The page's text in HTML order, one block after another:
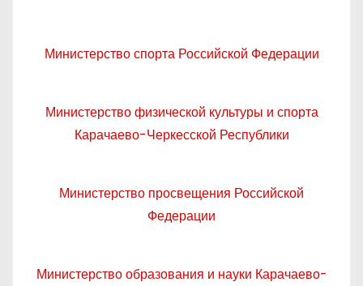
Министерство спорта Российской Федерации
Министерство физической культуры и спорта
Карачаево-Черкесской Республики
Министерство просвещения Российской
Федерации
Министерство образования и науки Карачаево-